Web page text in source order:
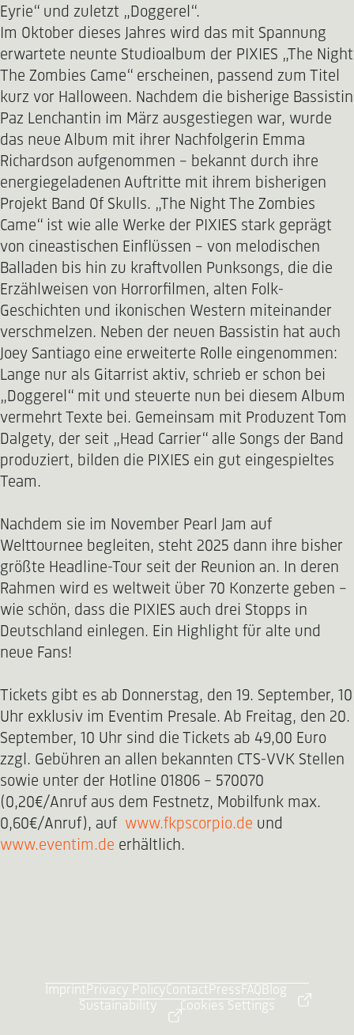
Eyrie“ und zuletzt „Doggerel“.
Im Oktober dieses Jahres wird das mit Spannung
erwartete neunte Studioalbum der PIXIES „The Night
The Zombies Came“ erscheinen, passend zum Titel
kurz vor Halloween. Nachdem die bisherige Bassistin
Paz Lenchantin im März ausgestiegen war, wurde
das neue Album mit ihrer Nachfolgerin Emma
Richardson aufgenommen – bekannt durch ihre
energiegeladenen Auftritte mit ihrem bisherigen
Projekt Band Of Skulls. „The Night The Zombies
Came“ ist wie alle Werke der PIXIES stark geprägt
von cineastischen Einflüssen – von melodischen
Balladen bis hin zu kraftvollen Punksongs, die die
Erzählweisen von Horrorfilmen, alten Folk-
Geschichten und ikonischen Western miteinander
verschmelzen. Neben der neuen Bassistin hat auch
Joey Santiago eine erweiterte Rolle eingenommen:
Lange nur als Gitarrist aktiv, schrieb er schon bei
„Doggerel“ mit und steuerte nun bei diesem Album
vermehrt Texte bei. Gemeinsam mit Produzent Tom
Dalgety, der seit „Head Carrier“ alle Songs der Band
produziert, bilden die PIXIES ein gut eingespieltes
Team.
Nachdem sie im November Pearl Jam auf
Welttournee begleiten, steht 2025 dann ihre bisher
größte Headline-Tour seit der Reunion an. In deren
Rahmen wird es weltweit über 70 Konzerte geben –
wie schön, dass die PIXIES auch drei Stopps in
Deutschland einlegen. Ein Highlight für alte und
neue Fans!
Tickets gibt es ab Donnerstag, den 19. September, 10
Uhr exklusiv im Eventim Presale. Ab Freitag, den 20.
September, 10 Uhr sind die Tickets ab 49,00 Euro
zzgl. Gebühren an allen bekannten CTS-VVK Stellen
sowie unter der Hotline 01806 - 570070
(0,20€/Anruf aus dem Festnetz, Mobilfunk max.
0,60€/Anruf), auf www.fkpscorpio.de und
www.eventim.de erhältlich.
ImprintPrivacy PolicyContactPressFAQBlog
Sustainability
Cookies Settings